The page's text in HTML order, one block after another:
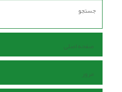
صفحه اصلی
مرور